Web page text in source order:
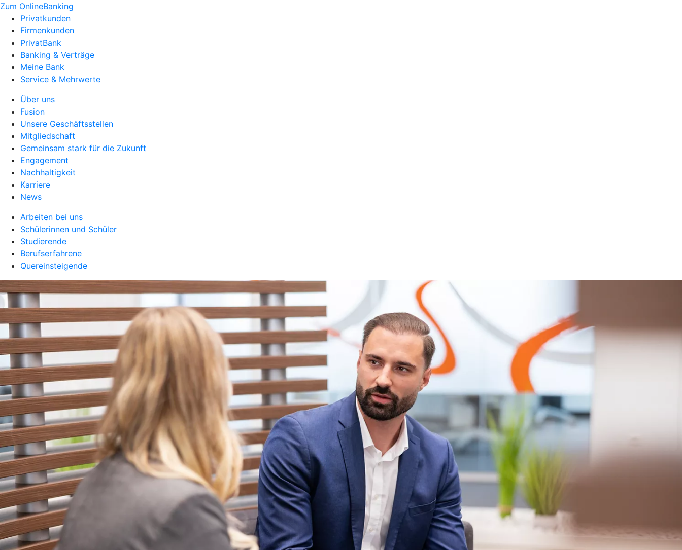
Zum OnlineBanking
Privatkunden
Firmenkunden
PrivatBank
Banking & Verträge
Meine Bank
Service & Mehrwerte
Über uns
Fusion
Unsere Geschäftsstellen
Mitgliedschaft
Gemeinsam stark für die Zukunft
Engagement
Nachhaltigkeit
Karriere
News
Arbeiten bei uns
Schülerinnen und Schüler
Studierende
Berufserfahrene
Quereinsteigende